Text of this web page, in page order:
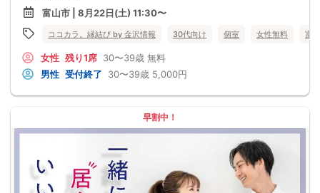
富山市 | 8月22日(土) 11:30〜
ココカラ。縁結び by 金沢情報 30代向け 個室 女性無料 富
女性 残り1席 30〜39歳 無料
男性 受付終了 30〜39歳 5,000円
早割中！